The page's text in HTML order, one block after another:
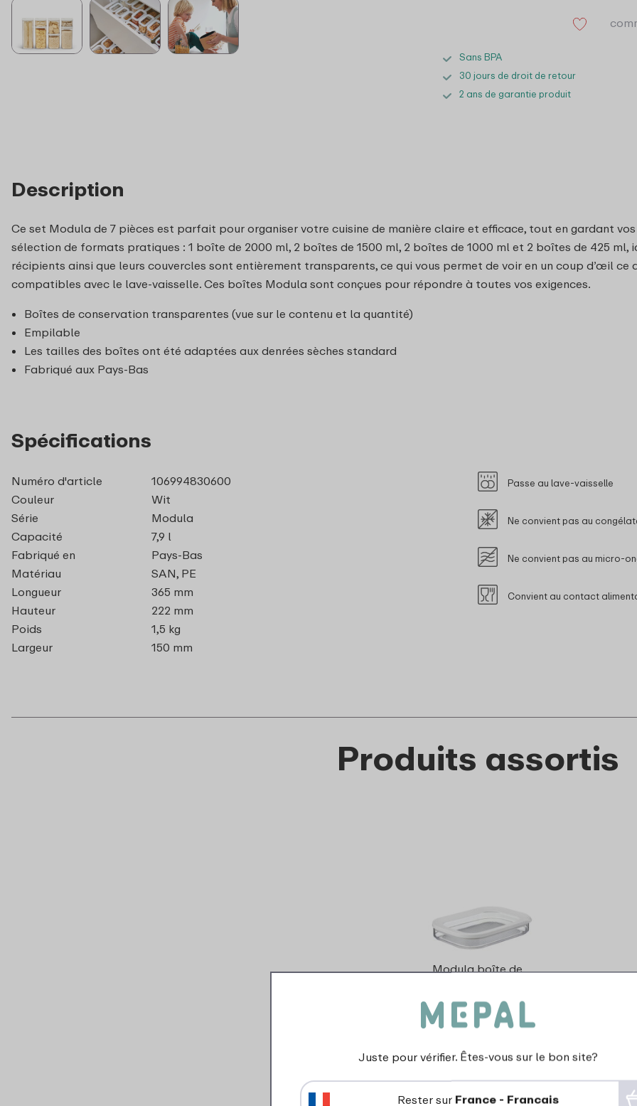
Sans BPA
30 jours de droit de retour
2 ans de garantie produit
Description
Ce set Modula de 7 pièces est parfait pour organiser votre cuisine de manière claire et efficace, tout en gardant
sélection de formats pratiques : 1 boîte de 2000 ml, 2 boîtes de 1500 ml, 2 boîtes de 1000 ml et 2 boîtes de 425 ml,
récipients ainsi que leurs couvercles sont entièrement transparents, ce qui vous permet de voir en un coup d’œil ce
compatibles avec le lave-vaisselle. Ces boîtes Modula sont conçues pour répondre à toutes vos exigences.
Boîtes de conservation transparentes (vue sur le contenu et la quantité)
Empilable
Les tailles des boîtes ont été adaptées aux denrées sèches standard
Fabriqué aux Pays-Bas
Spécifications
Numéro d'article
106994830600
Couleur
Wit
Série
Modula
Capacité
7,9 l
Fabriqué en
Pays-Bas
Matériau
SAN, PE
Longueur
365 mm
Hauteur
222 mm
Poids
1,5 kg
Largeur
150 mm
Passe au lave-vaisselle
Ne convient pas au
Ne convient pas au micro-
Convient au contact
Produits assortis
Modula boîte de
550 ml - blanc
1049
Regarder Commander
Juste pour vérifier. Êtes-vous sur le bon site?
Rester sur France - Francais